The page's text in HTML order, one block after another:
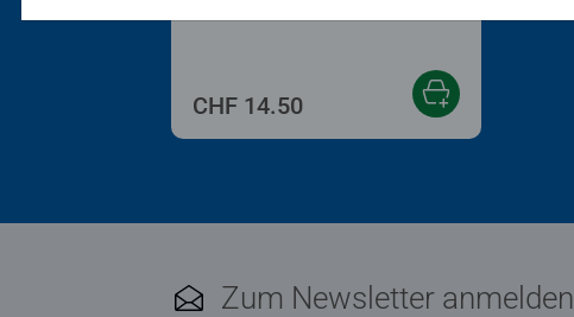
CHF 14.50
Zum Newsletter anmelden